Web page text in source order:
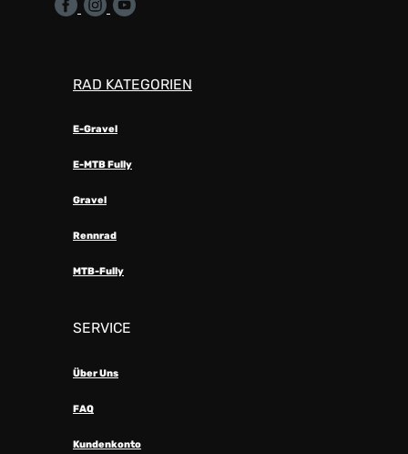
RAD KATEGORIEN
E-Gravel
E-MTB Fully
Gravel
Rennrad
MTB-Fully
SERVICE
Über Uns
FAQ
Kundenkonto